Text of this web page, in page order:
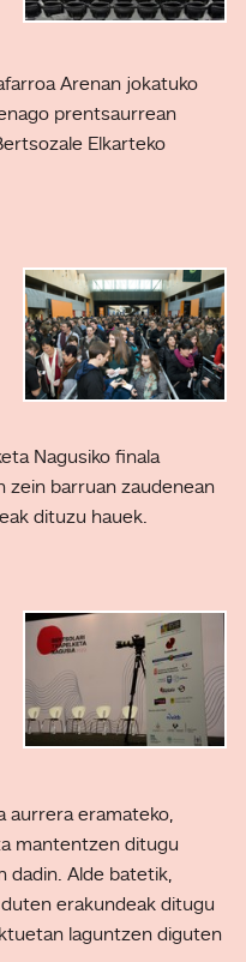
Arenan jokatuko
prentsaurrean
Elkarteko
Nagusiko finala
zein barruan zaudenean
dituzu hauek.
aurrera eramateko,
mantentzen ditugu
dadin. Alde batetik,
erakundeak ditugu
laguntzen diguten